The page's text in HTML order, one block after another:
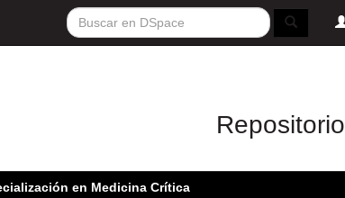
Repositorio
en Medicina Crítica